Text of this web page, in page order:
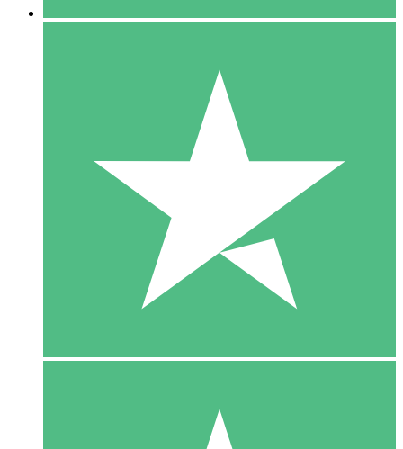
10 Descargas
20 00